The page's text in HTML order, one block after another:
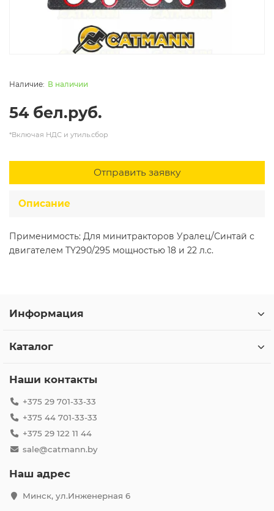
В наличии
54 бел.руб.
*Включая НДС и утиль.сбор
Отправить заявку
Описание
Применимость: Для минитракторов Уралец/Синтай с
двигателем TY290/295 мощностью 18 и 22 л.с.
Информация
Каталог
Наши контакты
+375 29 701-33-33
+375 44 701-33-33
+375 29 122 11 44
sale@catmann.by
Наш адрес
Минск, ул.Инженерная 6